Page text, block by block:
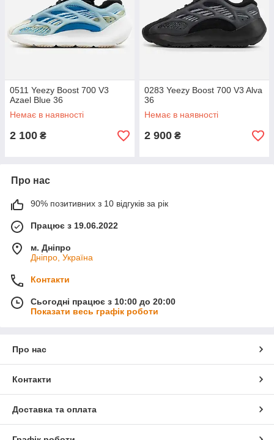
0511 Yeezy Boost 700 V3
Azael Blue 36
Немає в наявності
2 100 ₴
0283 Yeezy Boost 700 V3 Alva
36
Немає в наявності
2 900 ₴
Про нас
90% позитивних з 10 відгуків за рік
Працює з 19.06.2022
м. Дніпро
Дніпро, Україна
Контакти
Сьогодні працює з 10:00 до 20:00
Показати весь графік роботи
Про нас
Контакти
Доставка та оплата